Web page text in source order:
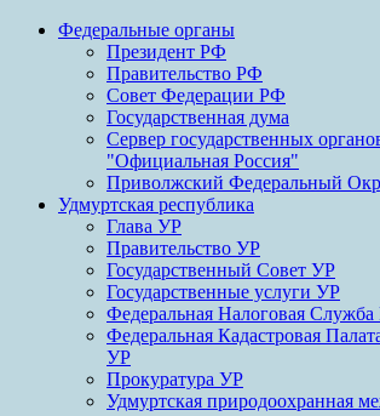
Федеральные органы
Президент РФ
Правительство РФ
Совет Федерации РФ
Государственная дума
Сервер государственных
"Официальная Россия"
Приволжский Федеральный
Удмуртская республика
Глава УР
Правительство УР
Государственный Совет УР
Государственные услуги УР
Федеральная Налоговая
Федеральная Кадастровая
УР
Прокуратура УР
Удмуртская природоохранная